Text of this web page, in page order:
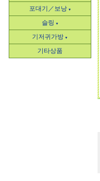
포대기／보낭 ▼
슬링 ▼
기저귀가방 ▼
기타상품